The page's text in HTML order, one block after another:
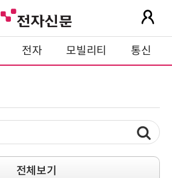
전자 모빌리티 통신
전체보기